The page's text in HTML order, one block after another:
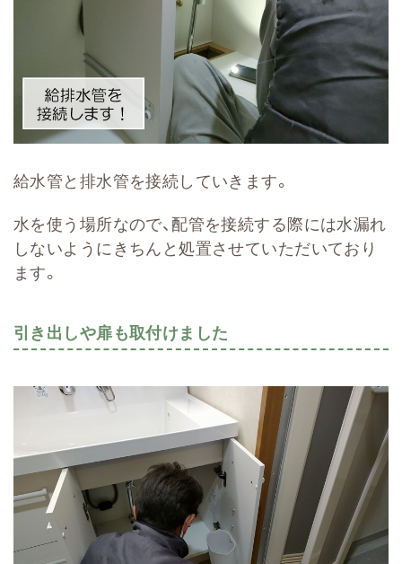
給水管と排水管を接続していきます。
水を使う場所なので、配管を接続する際には水漏れ
しないようにきちんと処置させていただいており
ます。
引き出しや扉も取付けました